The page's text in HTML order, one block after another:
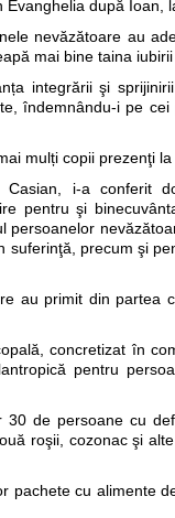
după Ioan,
nevăzătoare au
mai bine taina
integrării şi
îndemnându-i pe
mulți copii prezenţi
i-a conferit
pentru şi
precum şi
au primit din partea
concretizat în
pentru
de persoane cu
roşii, cozonac şi
pachete cu alimente